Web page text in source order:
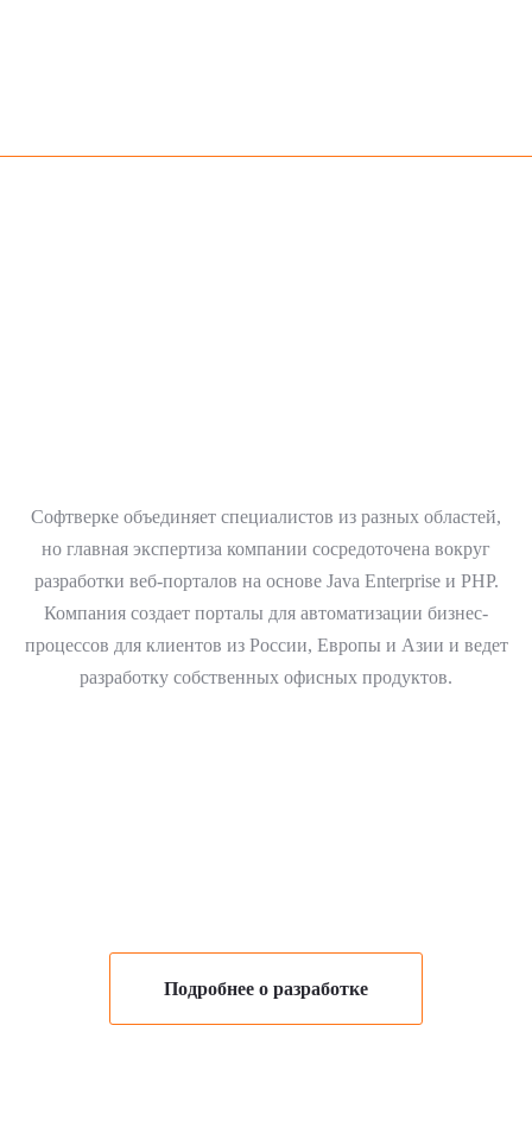
Софтверке объединяет специалистов из разных областей,
но главная экспертиза компании сосредоточена вокруг
разработки веб-порталов на основе Java Enterprise и PHP.
Компания создает порталы для автоматизации бизнес-
процессов для клиентов из России, Европы и Азии и ведет
разработку собственных офисных продуктов.
Подробнее о разработке